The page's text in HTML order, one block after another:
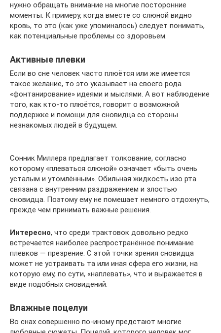
нужно обращать внимание на многие посторонние
моменты. К примеру, когда вместе со слюной видно
кровь, то это (как уже упоминалось) следует понимать,
как потенциальные проблемы со здоровьем.
Активные плевки
Если во сне человек часто плюётся или же имеется
такое желание, то это указывает на своего рода
«фонтанирование» идеями и мыслями. А вот наблюдение
того, как кто-то плюётся, говорит о возможной
поддержке и помощи для сновидца со стороны
незнакомых людей в будущем.
Сонник Миллера предлагает толкование, согласно
которому «плеваться слюной» означает «быть очень
усталым и утомлённым». Обильная жидкость изо рта
связана с внутренним раздражением и злостью
сновидца. Поэтому ему не помешает немного отдохнуть,
прежде чем принимать важные решения.
Интересно, что среди трактовок довольно редко
встречается наиболее распространённое понимание
плевков — презрение. С этой точки зрения сновидца
может не устраивать та или иная сфера его жизни, на
которую ему, по сути, «наплевать», что и выражается в
виде подобных сновидений.
Влажные поцелуи
Во снах совершенно по-иному предстают многие